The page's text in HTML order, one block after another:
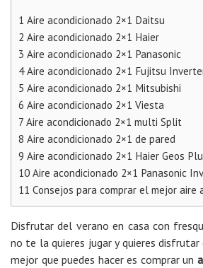
1 Aire acondicionado 2×1 Daitsu
2 Aire acondicionado 2×1 Haier
3 Aire acondicionado 2×1 Panasonic
4Aire acondicionado 2×1 Fujitsu
5 Aire acondicionado 2×1 Mitsubishi
6 Aire acondicionado 2×1 Viesta
7 Aire acondicionado 2×1 multi Split
8 Aire acondicionado 2×1 de pared
9 Aire acondicionado 2×1 Haier Geos
10 Aire acondicionado 2×1 Panasonic
11 Consejos para comprar el mejor aire
Disfrutar del verano en casa con
no te la quieres jugar y quieres
mejor que puedes hacer es comprar un